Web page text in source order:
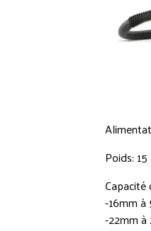
Poids:
Capacité
-16mm
-22mm